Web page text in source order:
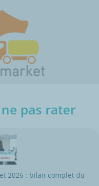
pas rater
2026 : bilan complet du